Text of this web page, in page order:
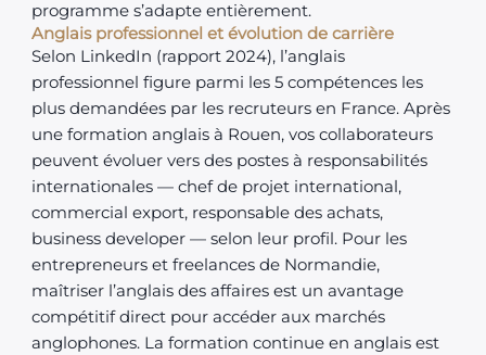
programme s’adapte entièrement.
Anglais professionnel et évolution de carrière
Selon LinkedIn (rapport 2024), l’anglais
professionnel figure parmi les 5 compétences les
plus demandées par les recruteurs en France. Après
une formation anglais à Rouen, vos collaborateurs
peuvent évoluer vers des postes à responsabilités
internationales — chef de projet international,
commercial export, responsable des achats,
business developer — selon leur profil. Pour les
entrepreneurs et freelances de Normandie,
maîtriser l’anglais des affaires est un avantage
compétitif direct pour accéder aux marchés
anglophones. La formation continue en anglais est